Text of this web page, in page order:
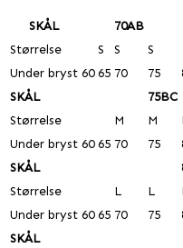
SKÅL
70AB
Størrelse
S S
S
Under bryst 60 65 70 75
SKÅL
75BC
Størrelse
M M
Under bryst 60 65 70 75
SKÅL
Størrelse
L L
Under bryst 60 65 70 75
SKÅL